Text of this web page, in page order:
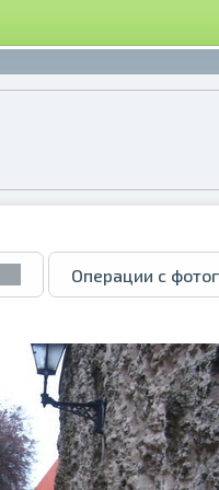
Операции с